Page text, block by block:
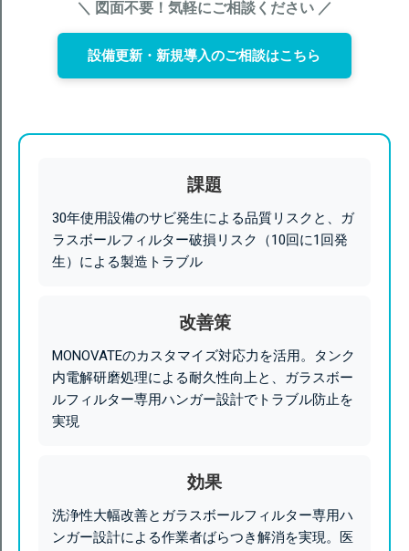
＼ 図面不要！気軽にご相談ください ／
設備更新・新規導入のご相談はこちら
課題
30年使用設備のサビ発生による品質リスクと、ガ
ラスボールフィルター破損リスク（10回に1回発
生）による製造トラブル
改善策
MONOVATEのカスタマイズ対応力を活用。タンク
内電解研磨処理による耐久性向上と、ガラスボー
ルフィルター専用ハンガー設計でトラブル防止を
実現
効果
洗浄性大幅改善とガラスボールフィルター専用ハ
ンガー設計による作業者ばらつき解消を実現。医